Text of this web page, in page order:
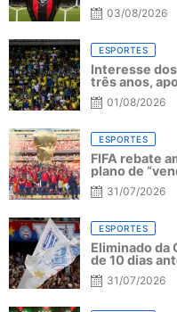
03/08/2026
ESPORTES
Interesse
três anos,
01/08/2026
ESPORTES
FIFA rebate
plano de
31/07/2026
ESPORTES
Eliminado da
de 10 dias
31/07/2026